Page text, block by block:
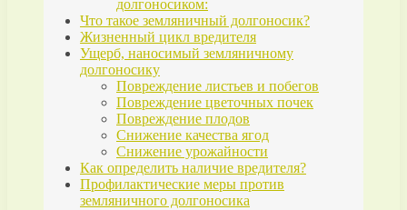
долгоносиком:
Что такое земляничный долгоносик?
Жизненный цикл вредителя
Ущерб, наносимый земляничному
долгоносику
Повреждение листьев и побегов
Повреждение цветочных почек
Повреждение плодов
Снижение качества ягод
Снижение урожайности
Как определить наличие вредителя?
Профилактические меры против
земляничного долгоносика